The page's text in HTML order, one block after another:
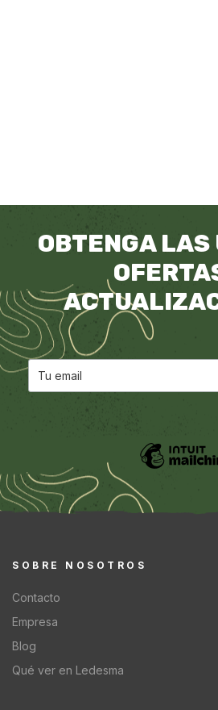
OBTENGA
SOBRE NOSOTROS
Contacto
Empresa
Blog
Qué ver en Ledesma